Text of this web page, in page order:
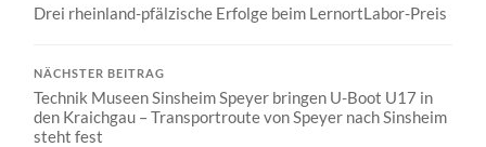
Drei rheinland-pfälzische Erfolge beim LernortLabor-Preis
NÄCHSTER BEITRAG
Technik Museen Sinsheim Speyer bringen U-Boot U17 in
den Kraichgau – Transportroute von Speyer nach Sinsheim
steht fest